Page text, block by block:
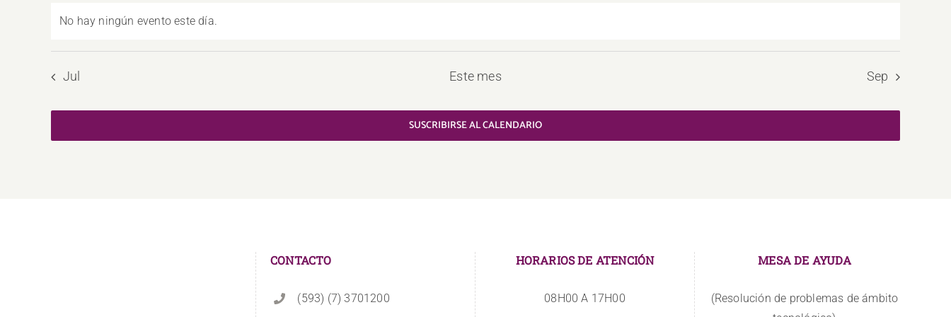
No hay ningún evento este día.
Jul Este mes Sep
SUSCRIBIRSE AL CALENDARIO
CONTACTO
(593) (7) 3701200
HORARIOS DE ATENCIÓN
08H00 A 17H00
MESA DE AYUDA
(Resolución de problemas de ámbito